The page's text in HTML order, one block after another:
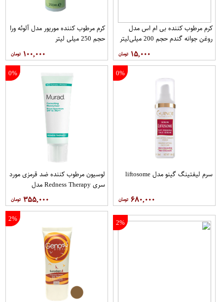
کرم مرطوب کننده بی ام اس مدل
روغن جوانه گندم حجم 200 میلی‌لیتر
۱۵,۰۰۰
کرم مرطوب کننده موریور مدل آلوئه ورا
حجم 250 میلی لیتر
۱۰۰,۰۰۰
0%
سرم لیفتینگ گینو مدل liftosome
۶۸۰,۰۰۰
0%
لوسیون مرطوب کننده ضد قرمزی مورد
سری Redness Therapy مدل
Correcting Muisturizer Spf15 حجم
50 میلی لیتر
۳۵۵,۰۰۰
2%
2%